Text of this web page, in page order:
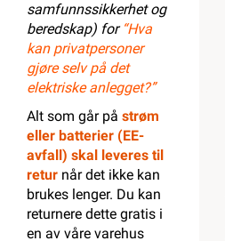
samfunnssikkerhet og
beredskap) for “Hva
kan privatpersoner
gjøre selv på det
elektriske anlegget?”
Alt som går på strøm
eller batterier (EE-
avfall) skal leveres til
retur når det ikke kan
brukes lenger. Du kan
returnere dette gratis i
en av våre varehus